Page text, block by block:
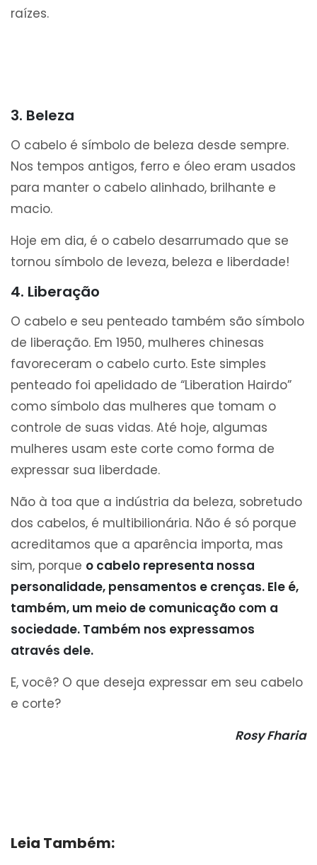
raízes.
3. Beleza
O cabelo é símbolo de beleza desde sempre.
Nos tempos antigos, ferro e óleo eram usados
para manter o cabelo alinhado, brilhante e
macio.
Hoje em dia, é o cabelo desarrumado que se
tornou símbolo de leveza, beleza e liberdade!
4. Liberação
O cabelo e seu penteado também são símbolo
de liberação. Em 1950, mulheres chinesas
favoreceram o cabelo curto. Este simples
penteado foi apelidado de “Liberation Hairdo”
como símbolo das mulheres que tomam o
controle de suas vidas. Até hoje, algumas
mulheres usam este corte como forma de
expressar sua liberdade.
Não à toa que a indústria da beleza, sobretudo
dos cabelos, é multibilionária. Não é só porque
acreditamos que a aparência importa, mas
sim, porque o cabelo representa nossa
personalidade, pensamentos e crenças. Ele é,
também, um meio de comunicação com a
sociedade. Também nos expressamos
através dele.
E, você? O que deseja expressar em seu cabelo
e corte?
Rosy Fharia
Leia Também: